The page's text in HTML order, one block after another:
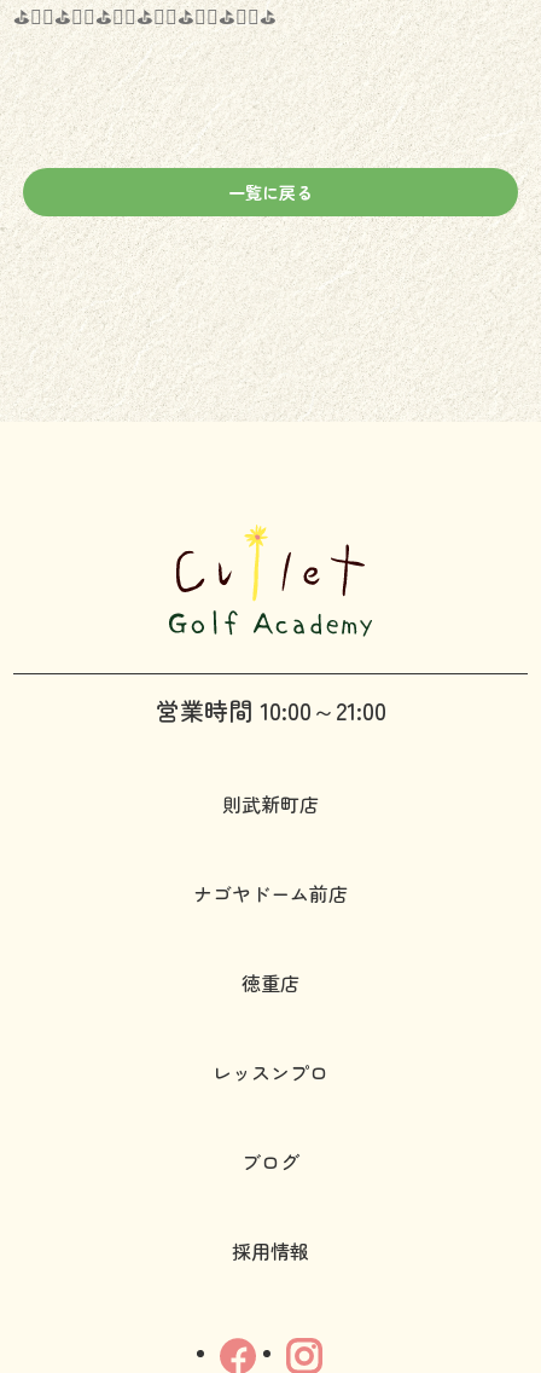
⛳️🏌️‍♂️⛳️🏌️‍♀️⛳️🏌️‍♂️⛳️🏌️‍♀️⛳️🏌️‍♂️⛳️🏌️‍♀️⛳️
一覧に戻る
営業時間 10:00～21:00
則武新町店
ナゴヤドーム前店
徳重店
レッスンプロ
ブログ
採用情報